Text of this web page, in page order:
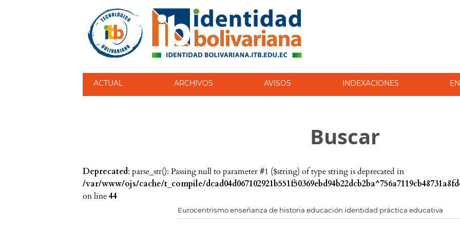
ACTUAL ARCHIVOS AVISOS INDEXACIONES
Buscar
Deprecated: parse_str(): Passing null to parameter #1 ($string) of type string is deprecated in
/var/www/ojs/cache/t_compile/
on line44